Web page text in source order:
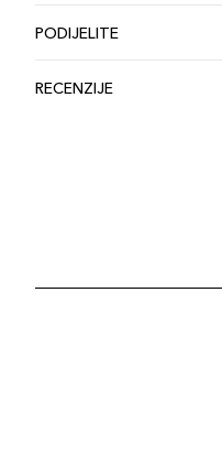
PODIJELITE
RECENZIJE